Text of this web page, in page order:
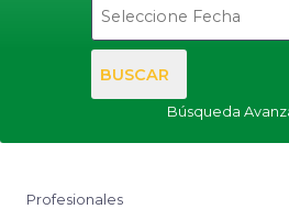
BUSCAR
Búsqueda
Profesionales